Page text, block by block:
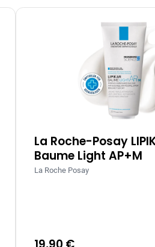
La Roche-Posay
Baume Light AP+M
La Roche Posay